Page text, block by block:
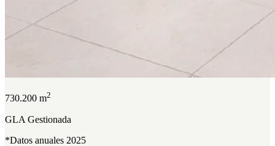
730.200 m2
GLA Gestionada
*Datos anuales 2025